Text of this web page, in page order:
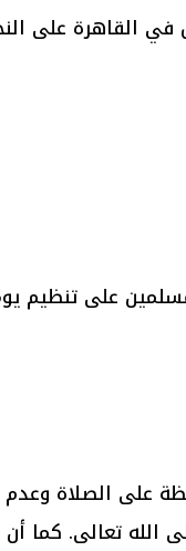
القاهرة على
على تنظيم
على الصلاة وعدم
تعالى. كما أن